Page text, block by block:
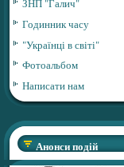
ЗНП "Галич"
Годинник часу
"Українці в світі"
Фотоальбом
Написати нам
Анонси подій